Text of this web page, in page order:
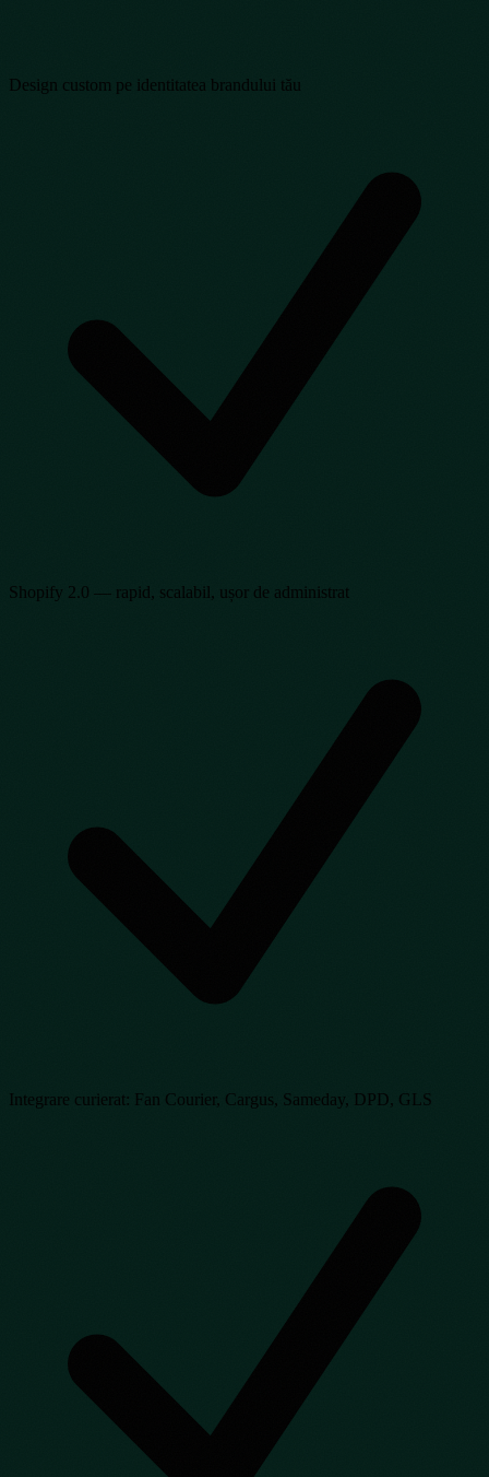
Design custom pe identitatea brandului tău
Shopify 2.0 — rapid, scalabil, ușor de administrat
Integrare curierat: Fan Courier, Cargus, Sameday, DPD, GLS